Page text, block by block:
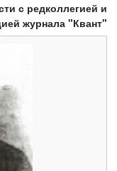
с редколлегией и
журнала "Квант"